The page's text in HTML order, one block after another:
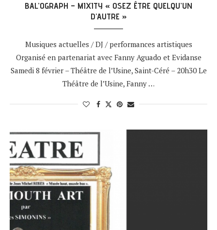
BAL’OGRAPH – MIXITY « OSEZ ÊTRE QUELQU’UN
D’AUTRE »
Musiques actuelles / DJ / performances artistiques
Organisé en partenariat avec Fanny Aguado et Evidanse
Samedi 8 février – Théâtre de l’Usine, Saint-Céré – 20h30 Le
Théâtre de l’Usine, Fanny …